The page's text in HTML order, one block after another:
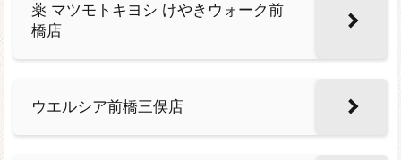
薬 マツモトキヨシ けやきウォーク前
橋店
ウエルシア前橋三俣店